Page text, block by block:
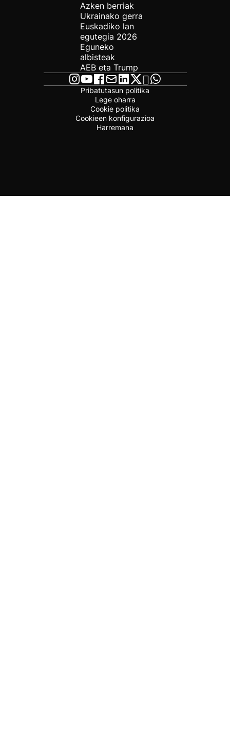
Azken berriak
Ukrainako gerra
Euskadiko lan
egutegia 2026
Eguneko
albisteak
AEB eta Trump
Pribatutasun politika
Lege oharra
Cookie politika
Cookieen konfigurazioa
Harremana